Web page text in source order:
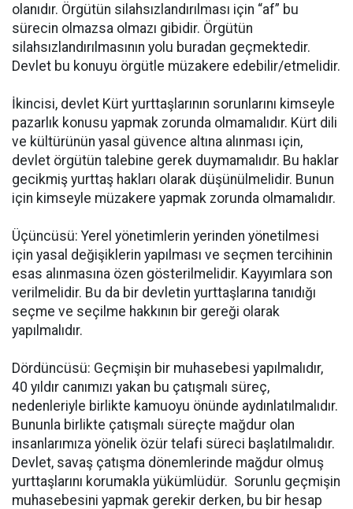
olanıdır. Örgütün silahsızlandırılması için “af” bu
sürecin olmazsa olmazı gibidir. Örgütün
silahsızlandırılmasının yolu buradan geçmektedir.
Devlet bu konuyu örgütle müzakere edebilir/etmelidir.
İkincisi, devlet Kürt yurttaşlarının sorunlarını kimseyle
pazarlık konusu yapmak zorunda olmamalıdır. Kürt dili
ve kültürünün yasal güvence altına alınması için,
devlet örgütün talebine gerek duymamalıdır. Bu haklar
gecikmiş yurttaş hakları olarak düşünülmelidir. Bunun
için kimseyle müzakere yapmak zorunda olmamalıdır.
Üçüncüsü: Yerel yönetimlerin yerinden yönetilmesi
için yasal değişiklerin yapılması ve seçmen tercihinin
esas alınmasına özen gösterilmelidir. Kayyımlara son
verilmelidir. Bu da bir devletin yurttaşlarına tanıdığı
seçme ve seçilme hakkının bir gereği olarak
yapılmalıdır.
Dördüncüsü: Geçmişin bir muhasebesi yapılmalıdır,
40 yıldır canımızı yakan bu çatışmalı süreç,
nedenleriyle birlikte kamuoyu önünde aydınlatılmalıdır.
Bununla birlikte çatışmalı süreçte mağdur olan
insanlarımıza yönelik özür telafi süreci başlatılmalıdır.
Devlet, savaş çatışma dönemlerinde mağdur olmuş
yurttaşlarını korumakla yükümlüdür. Sorunlu geçmişin
muhasebesini yapmak gerekir derken, bu bir hesap